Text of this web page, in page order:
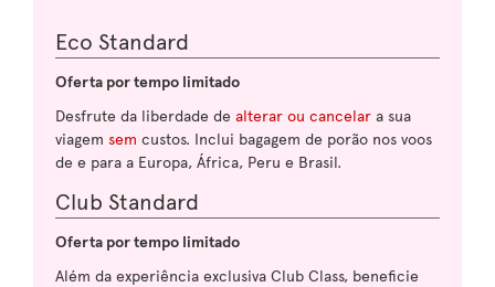
Eco Standard
Oferta por tempo limitado
Desfrute da liberdade de alterar ou cancelar a sua
viagem sem custos. Inclui bagagem de porão nos voos
de e para a Europa, África, Peru e Brasil.
Club Standard
Oferta por tempo limitado
Além da experiência exclusiva Club Class, beneficie